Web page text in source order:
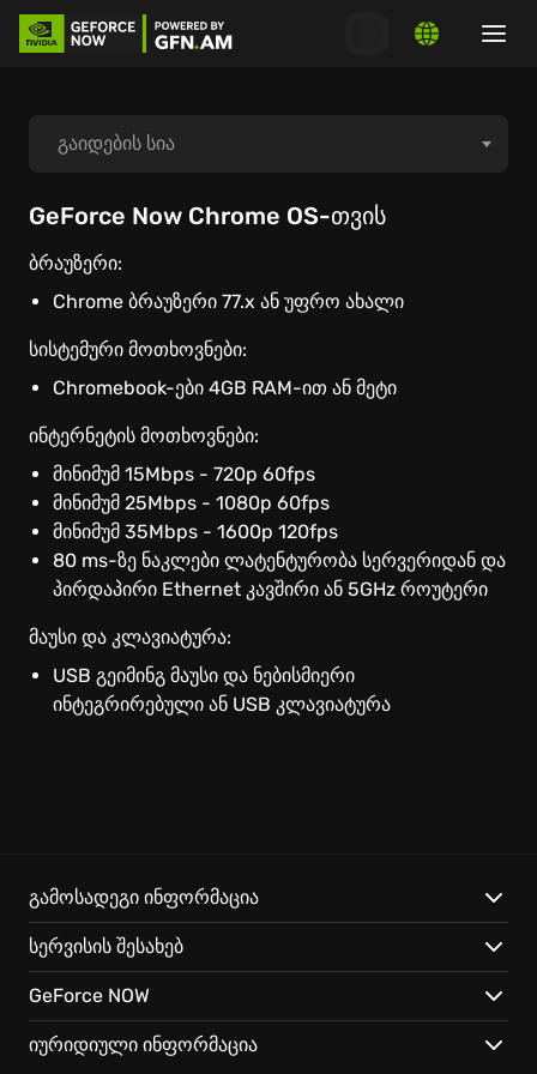
გაიდების სია
როგორ დავიწყოთ თამაში
როგორ დავაკავშიროთ ლაუნჩერები
სისტემური მოთხოვნები
Windows PC
Linux
Chrome OS
SHIELD
Android TV
Smart TV
GeForce Now Chrome OS-თვის
ბრაუზერი:
Chrome ბრაუზერი 77.x ან უფრო ახალი
სისტემური მოთხოვნები:
Chromebook-ები 4GB RAM-ით ან მეტი
ინტერნეტის მოთხოვნები:
მინიმუმ 15Mbps - 720p 60fps
მინიმუმ 25Mbps - 1080p 60fps
მინიმუმ 35Mbps - 1600p 120fps
80 ms-ზე ნაკლები ლატენტურობა სერვერიდან და
პირდაპირი Ethernet კავშირი ან 5GHz როუტერი
მაუსი და კლავიატურა:
USB გეიმინგ მაუსი და ნებისმიერი
ინტეგრირებული ან USB კლავიატურა
გამოსადეგი ინფორმაცია
სერვისის შესახებ
GeForce NOW
იურიდიული ინფორმაცია